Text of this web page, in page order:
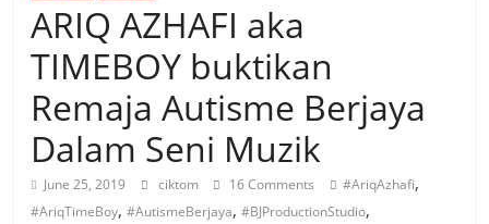
ARIQ AZHAFI aka
TIMEBOY buktikan
Remaja Autisme Berjaya
Dalam Seni Muzik
June 25, 2019 ciktom 16 Comments #AriqAzhafi,
#AriqTimeBoy,#AutismeBerjaya,#BJProductionStudio,